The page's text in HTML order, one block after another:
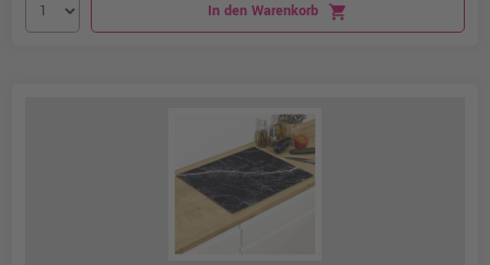
In den Warenkorb shopping_cart